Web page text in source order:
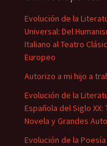
Evolución de la
Universal: Del
Italiano al Teatro
Europeo
Autorizo a mi hijo a
Evolución de la
Española del Siglo XX:
Novela y Grandes
Evolución de la Poesía